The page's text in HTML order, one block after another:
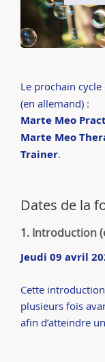
Le prochain
(en allemand) :
Marte Meo
Marte Meo
Trainer.
Dates de la
1. Introduction
Jeudi 09 avril
Cette
plusieurs fois
afin d’atteindre